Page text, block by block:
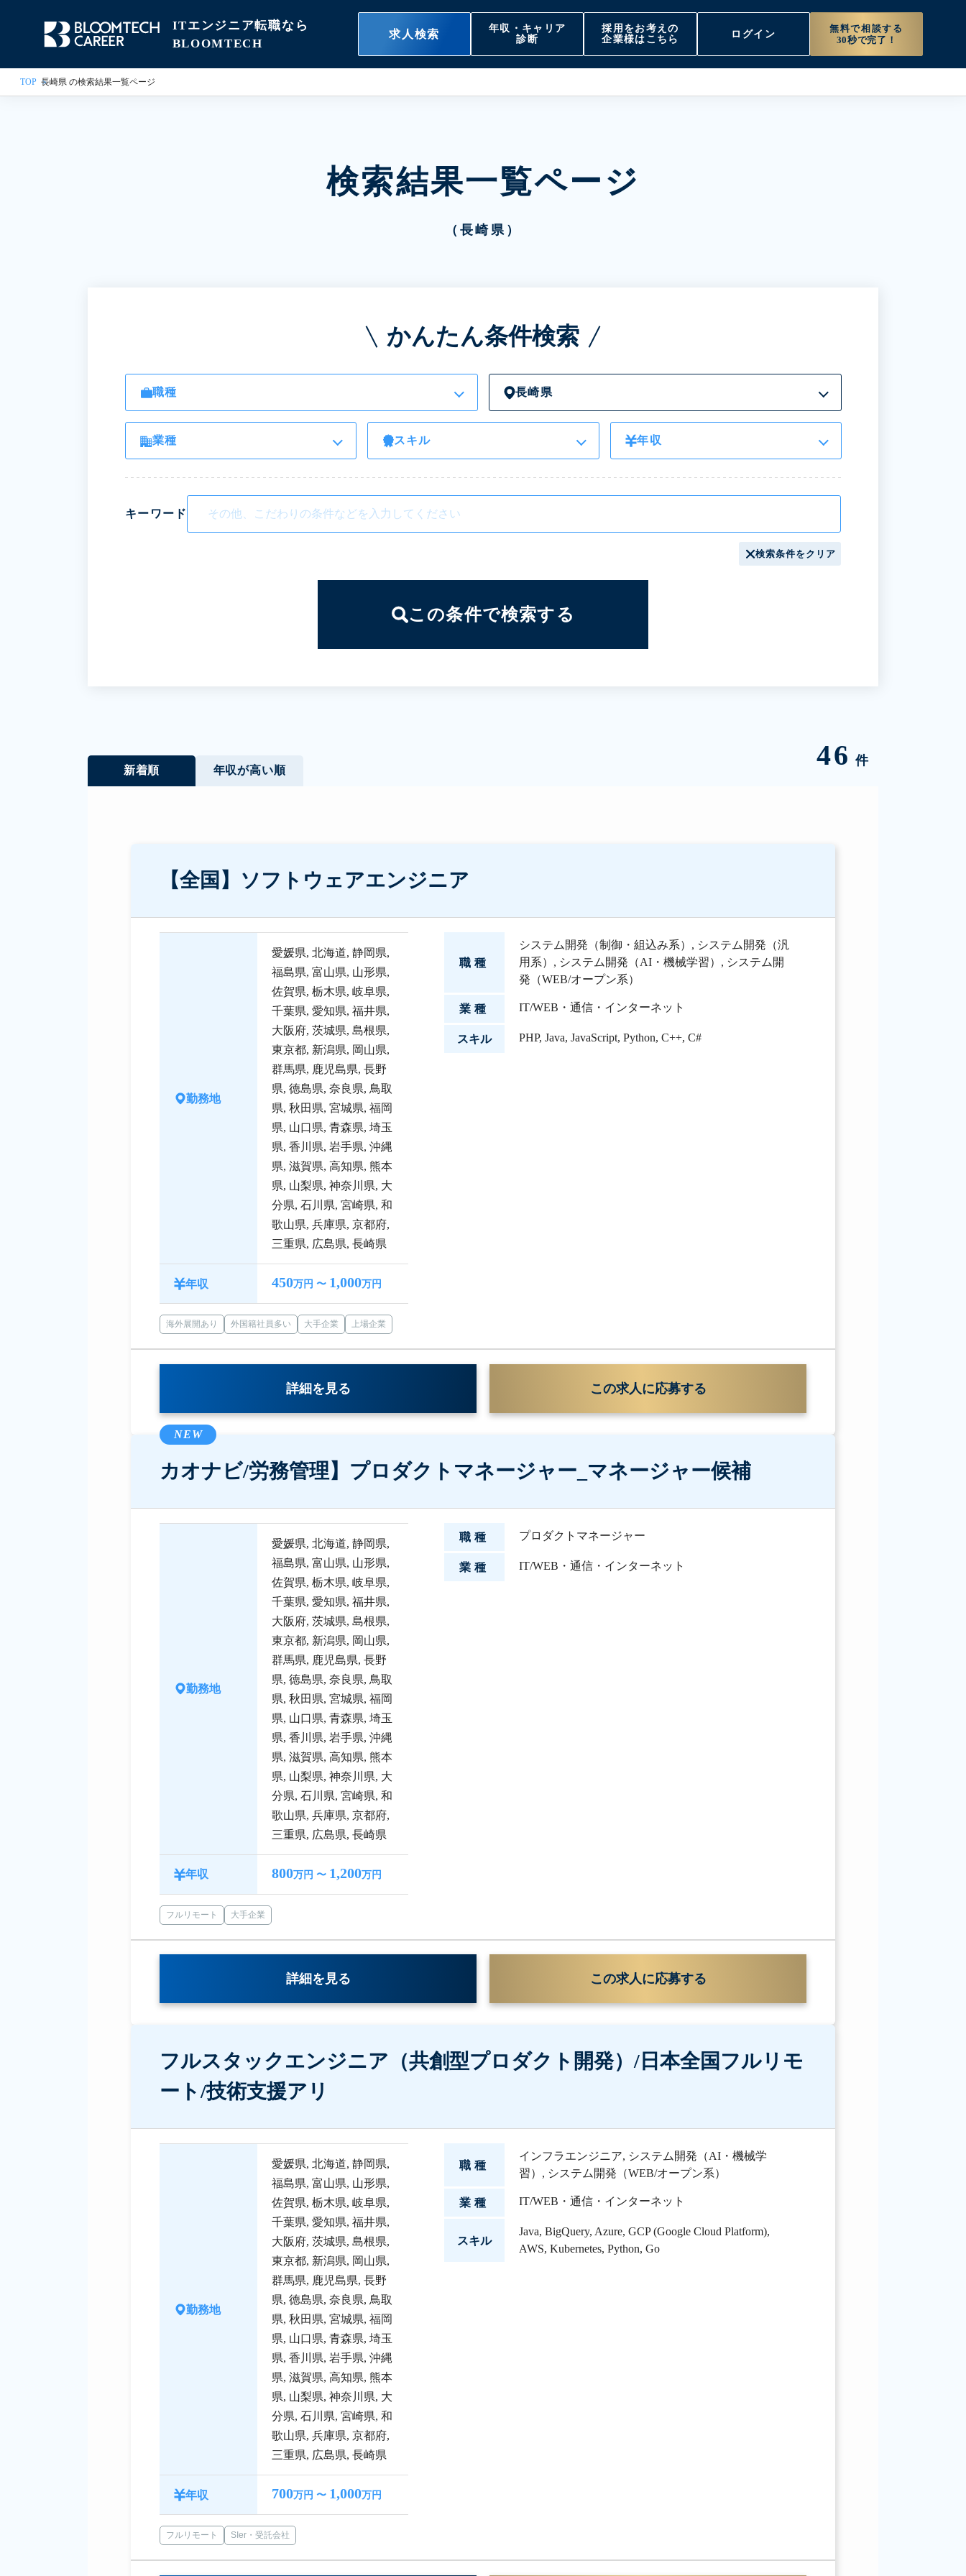
ITエンジニア転職なら
BLOOMTECH
求人検索
年収・キャリア
診断
採用をお考えの
企業様はこちら
ログイン
無料で相談する
30秒で完了！
TOP 長崎県 の検索結果一覧ページ
検索結果一覧ページ
（長崎県）
かんたん条件検索
職種 長崎県
業種 スキル 年収
キーワード
検索条件をクリア
この条件で検索する
46 件
新着順 年収が高い順
【全国】ソフトウェアエンジニア
勤務地
愛媛県, 北海道, 静岡県,
福島県, 富山県, 山形県,
佐賀県, 栃木県, 岐阜県,
千葉県, 愛知県, 福井県,
大阪府, 茨城県, 島根県,
東京都, 新潟県, 岡山県,
群馬県, 鹿児島県, 長野
県, 徳島県, 奈良県, 鳥取
県, 秋田県, 宮城県, 福岡
県, 山口県, 青森県, 埼玉
県, 香川県, 岩手県, 沖縄
県, 滋賀県, 高知県, 熊本
県, 山梨県, 神奈川県, 大
分県, 石川県, 宮崎県, 和
歌山県, 兵庫県, 京都府,
三重県, 広島県, 長崎県
年収 450万円 〜 1,000万円
海外展開あり 外国籍社員多い 大手企業 上場企業
職種
システム開発（制御・組込み系） , システム開発（汎
用系） , システム開発（AI・機械学習） , システム開
発（WEB/オープン系）
業種 IT/WEB・通信・インターネット
スキル PHP, Java, JavaScript, Python, C++, C#
詳細を見る この求人に応募する
NEW
カオナビ/労務管理】プロダクトマネージャー_マネージャー候補
勤務地
愛媛県, 北海道, 静岡県,
福島県, 富山県, 山形県,
佐賀県, 栃木県, 岐阜県,
千葉県, 愛知県, 福井県,
大阪府, 茨城県, 島根県,
東京都, 新潟県, 岡山県,
群馬県, 鹿児島県, 長野
県, 徳島県, 奈良県, 鳥取
県, 秋田県, 宮城県, 福岡
県, 山口県, 青森県, 埼玉
県, 香川県, 岩手県, 沖縄
県, 滋賀県, 高知県, 熊本
県, 山梨県, 神奈川県, 大
分県, 石川県, 宮崎県, 和
歌山県, 兵庫県, 京都府,
三重県, 広島県, 長崎県
年収 800万円 〜 1,200万円
フルリモート 大手企業
職種 プロダクトマネージャー
業種 IT/WEB・通信・インターネット
詳細を見る この求人に応募する
フルスタックエンジニア（共創型プロダクト開発）/日本全国フルリモ
ート/技術支援アリ
勤務地
愛媛県, 北海道, 静岡県,
福島県, 富山県, 山形県,
佐賀県, 栃木県, 岐阜県,
千葉県, 愛知県, 福井県,
大阪府, 茨城県, 島根県,
東京都, 新潟県, 岡山県,
群馬県, 鹿児島県, 長野
県, 徳島県, 奈良県, 鳥取
県, 秋田県, 宮城県, 福岡
県, 山口県, 青森県, 埼玉
県, 香川県, 岩手県, 沖縄
県, 滋賀県, 高知県, 熊本
県, 山梨県, 神奈川県, 大
分県, 石川県, 宮崎県, 和
歌山県, 兵庫県, 京都府,
三重県, 広島県, 長崎県
年収 700万円 〜 1,000万円
フルリモート SIer・受託会社
職種
インフラエンジニア, システム開発（AI・機械学
習） , システム開発（WEB/オープン系）
業種 IT/WEB・通信・インターネット
スキル
Java, BigQuery, Azure, GCP (Google Cloud Platform),
AWS, Kubernetes, Python, Go